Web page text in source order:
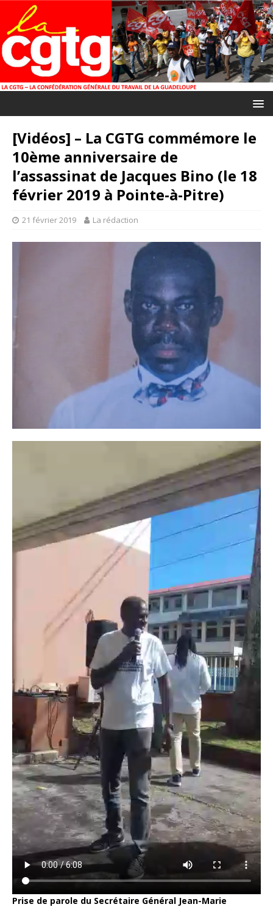
[Vidéos] – La CGTG commémore le
10ème anniversaire de
l’assassinat de Jacques Bino (le 18
février 2019 à Pointe-à-Pitre)
21 février 2019 La rédaction
Prise de parole du Secrétaire Général Jean-Marie